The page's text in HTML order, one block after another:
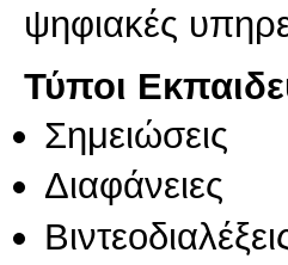
ψηφιακές
Τύποι
Σημειώσεις
Διαφάνειες